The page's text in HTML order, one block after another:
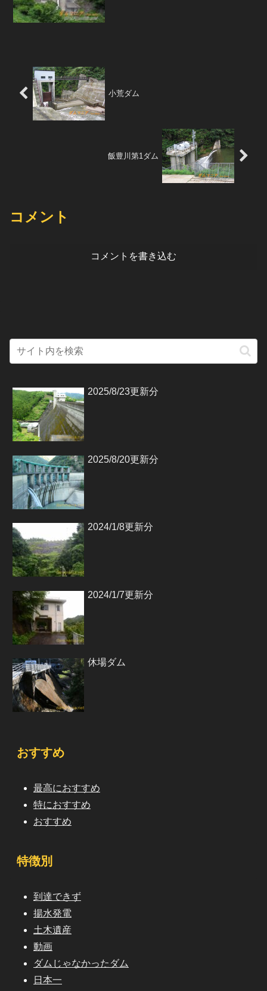
小荒ダム
飯豊川第1ダム
コメント
コメントを書き込む
2025/8/23更新分
2025/8/20更新分
2024/1/8更新分
2024/1/7更新分
休場ダム
おすすめ
最高におすすめ
特におすすめ
おすすめ
特徴別
到達できず
揚水発電
土木遺産
動画
ダムじゃなかったダム
日本一